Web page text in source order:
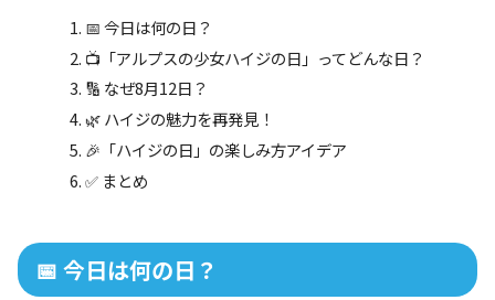
📅 今日は何の日？
📺「アルプスの少女ハイジの日」ってどんな日？
🔢 なぜ8月12日？
🌿 ハイジの魅力を再発見！
🎉「ハイジの日」の楽しみ方アイデア
✅ まとめ
📅 今日は何の日？